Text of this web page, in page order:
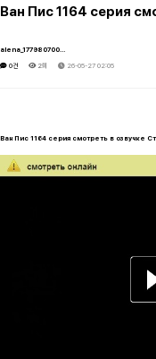
Ван Пис 1164 серия
alena_177980700…
0건
2회 26-05-27 02:05
Ван Пис 1164 серия смотреть в озвучке